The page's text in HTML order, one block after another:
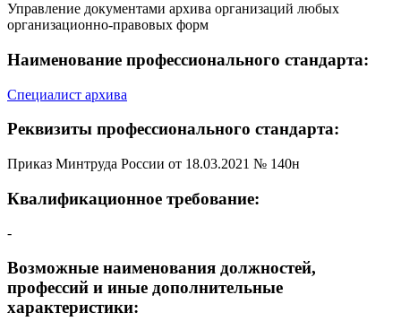
Управление документами архива организаций любых
организационно-правовых форм
Наименование профессионального стандарта:
Специалист архива
Реквизиты профессионального стандарта:
Приказ Минтруда России от 18.03.2021 № 140н
Квалификационное требование:
-
Возможные наименования должностей,
профессий и иные дополнительные
характеристики: